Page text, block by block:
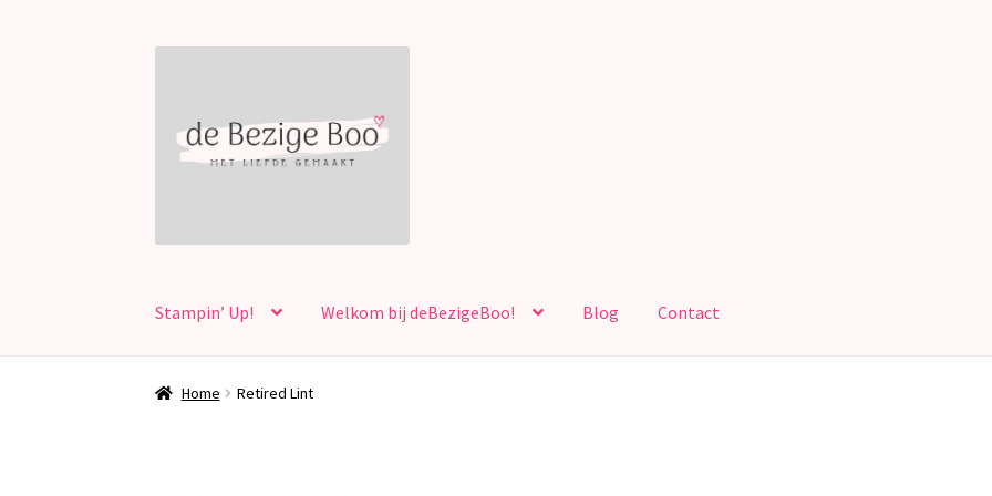
navigatie
inhoud
Stampin’ Up! Welkom bij deBezigeBoo! Blog Contact
Home Retired Lint